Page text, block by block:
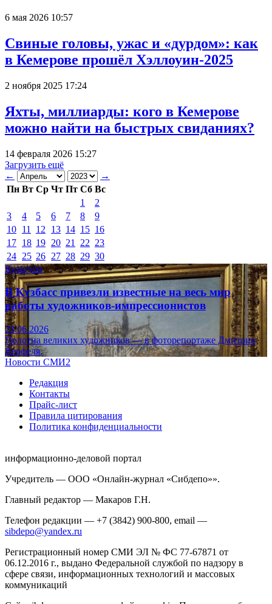
6 мая 2026 10:57
Свиные головы, ужас и «дурдом»: как
в Кемерове прошёл Хэллоуин-2025
2 ноября 2025 17:24
Яхты, миллиарды: кого в Кемерове
можно найти на быстрых свиданиях?
14 февраля 2026 15:27
Загрузить ещё
←
→
Пн Вт Ср Чт Пт Сб Вс
1
2
3
4 5 6 7 8
9
10 11 12 13 14 15 16
17 18 19 20 21 22 23
24 25 26 27 28 29 30
Культура
В Кузбасс привезли известные на весь мир
работы художников-импрессионистов
23.06.2026
Полотна великих художников — в фоторепортаже Дмитрия
Верфеля.
Новости СМИ2
Редакция
Контакты
Прайс-лист
Правила цитирования
Политика конфиденциальности
информационно-деловой портал
Учредитель — ООО «Онлайн-журнал «Сибдепо»».
Главный редактор — Макаров Г.Н.
Телефон редакции — +7 (3842) 900-800, email —
sibdepo@yandex.ru
Регистрационный номер СМИ ЭЛ № ФС 77-67871 от
06.12.2016 г., выдано Федеральной службой по надзору в
сфере связи, информационных технологий и массовых
коммуникаций